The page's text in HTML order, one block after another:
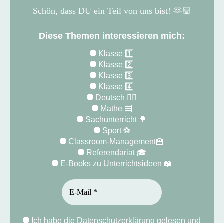
Schön, dass DU ein Teil von uns bist! 🫶🏼
Diese Themen interessieren mich:
Klasse 1️⃣
Klasse 2️⃣
Klasse 3️⃣
Klasse 4️⃣
Deutsch ✍🏻
Mathe 🧮
Sachunterricht 🌳
Sport ⚽️
Classroom-Management🏫
Referendariat 🎓
E-Books zu Unterrichtsideen 📖
Ich habe die Datenschutzerklärung gelesen und